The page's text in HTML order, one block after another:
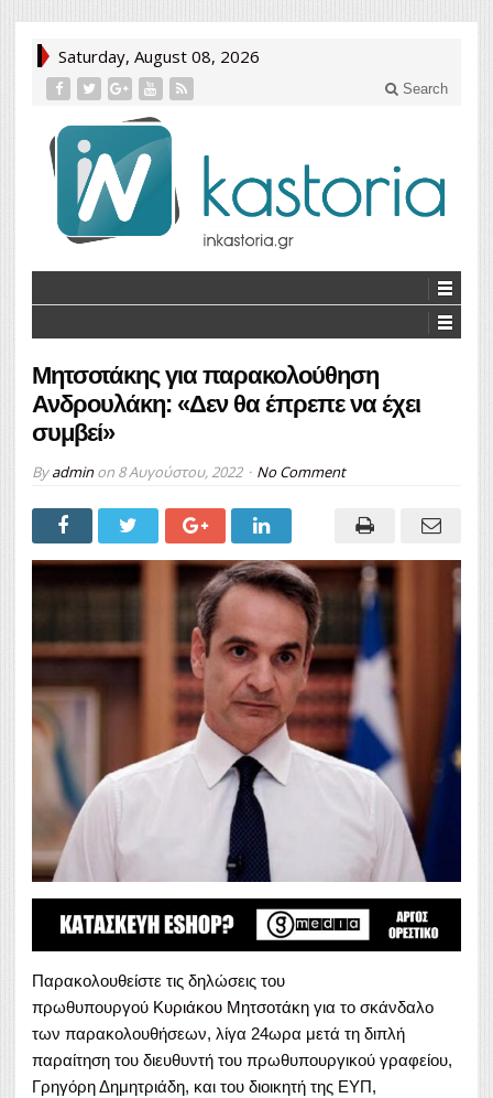
Saturday, August 08, 2026
Search
Μητσοτάκης για παρακολούθηση
Ανδρουλάκη: «Δεν θα έπρεπε να έχει
συμβεί»
Byadminon 8 Αυγούστου, 2022 No Comment
Παρακολουθείστε τις δηλώσεις του
πρωθυπουργού Κυριάκου Μητσοτάκη για το σκάνδαλο
των παρακολουθήσεων, λίγα 24ωρα μετά τη διπλή
παραίτηση του διευθυντή του πρωθυπουργικού γραφείου,
Γρηγόρη Δημητριάδη, και του διοικητή της ΕΥΠ,